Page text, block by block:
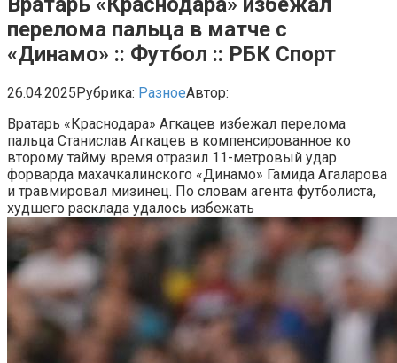
перелома пальца в матче с
«Динамо» :: Футбол :: РБК Спорт
26.04.2025Рубрика: РазноеАвтор:
Вратарь «Краснодара» Агкацев избежал перелома
пальца Станислав Агкацев в компенсированное ко
второму тайму время отразил 11-метровый удар
форварда махачкалинского «Динамо» Гамида Агаларова
и травмировал мизинец. По словам агента футболиста,
худшего расклада удалось избежать